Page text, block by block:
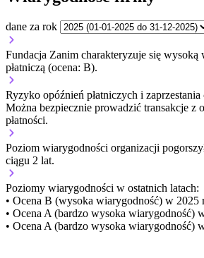
dane za rok
Fundacja Zanim charakteryzuje się wysoką
płatniczą (ocena: B).
Ryzyko opóźnień płatniczych i zaprzestania
Można bezpiecznie prowadzić transakcje z
płatności.
Poziom wiarygodności organizacji
ciągu 2 lat.
Poziomy wiarygodności w ostatnich latach:
• Ocena B (wysoka wiarygodność) w 2025
• Ocena A (bardzo wysoka wiarygodność)
• Ocena A (bardzo wysoka wiarygodność)